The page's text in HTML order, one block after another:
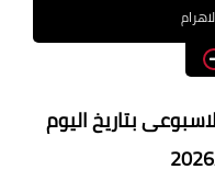
اعضاء هيئة تدريس
والمعاهد
بتاريخ اليوم